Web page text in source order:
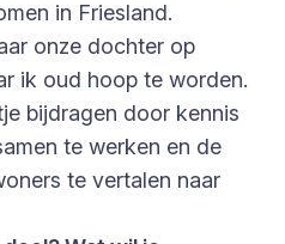
in Friesland.
onze dochter op
ik oud hoop te worden.
bijdragen door kennis
te werken en de
te vertalen naar